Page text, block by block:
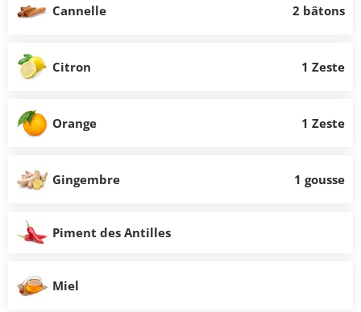
Cannelle 2 bâtons
Citron 1 Zeste
Orange 1 Zeste
Gingembre 1 gousse
Piment des Antilles
Miel